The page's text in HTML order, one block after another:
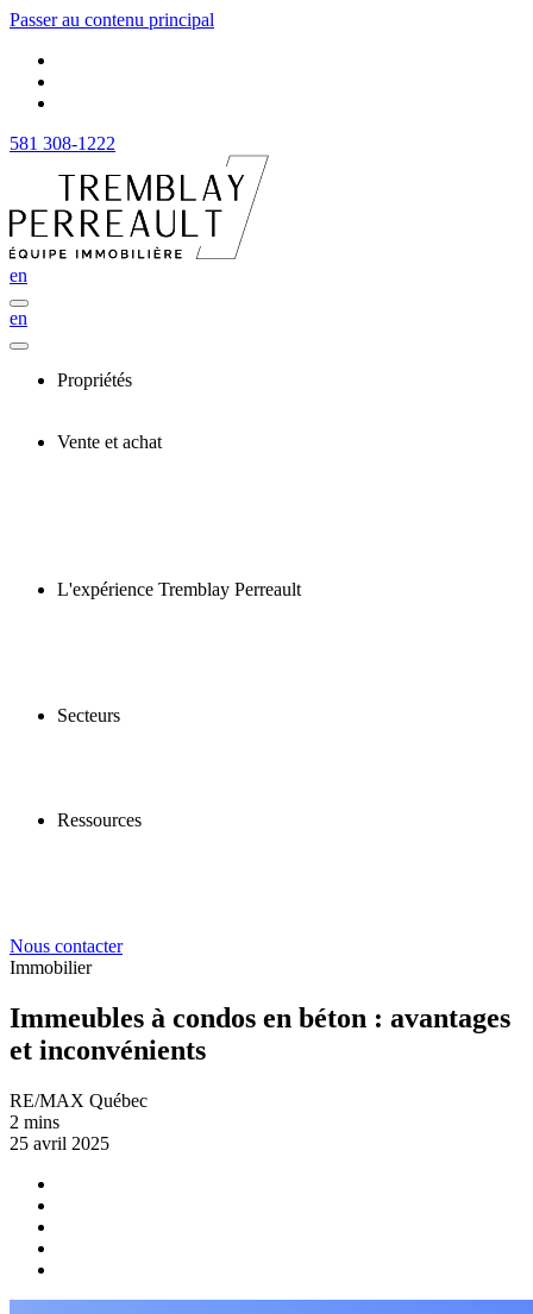
Passer au contenu principal
581 308-1222
en
en
Propriétés
Vente et achat
L'expérience Tremblay Perreault
Secteurs
Ressources
Nous contacter
Immobilier
Immeubles à condos en béton : avantages
et inconvénients
RE/MAX Québec
2 mins
25 avril 2025